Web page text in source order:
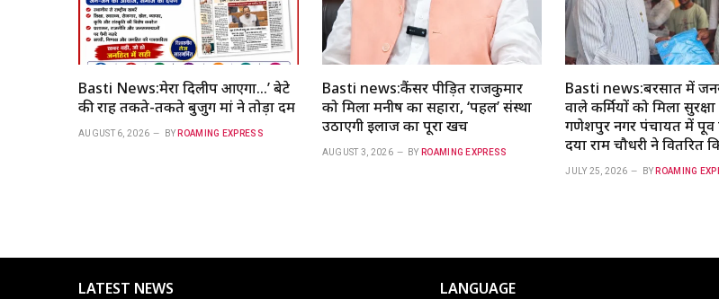
Basti News:मेरा दिलीप आएगा…’ बेटे
की राह तकते-तकते बुजुर्ग मां ने तोड़ा दम
AUGUST 6, 2026 BY ROAMING EXPRESS
Basti news:कैंसर पीड़ित राजकुमार
को मिला मनीष का सहारा, ‘पहल’ संस्था
उठाएगी इलाज का पूरा खर्च
AUGUST 3, 2026 BY ROAMING EXPRESS
Basti news:बरसात में
वाले कर्मियों को मिला
गणेशपुर नगर पंचायत में पूर्व
दया राम चौधरी ने वितरित
JULY 25, 2026 BY ROAMING
LATEST NEWS LANGUAGE